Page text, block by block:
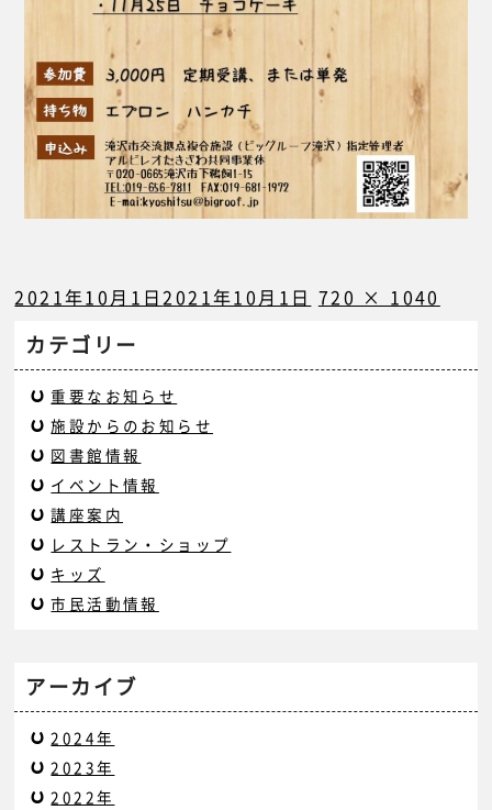
2021年10月1日2021年10月1日 720 × 1040
カテゴリー
重要なお知らせ
施設からのお知らせ
図書館情報
イベント情報
講座案内
レストラン・ショップ
キッズ
市民活動情報
アーカイブ
2024年
2023年
2022年